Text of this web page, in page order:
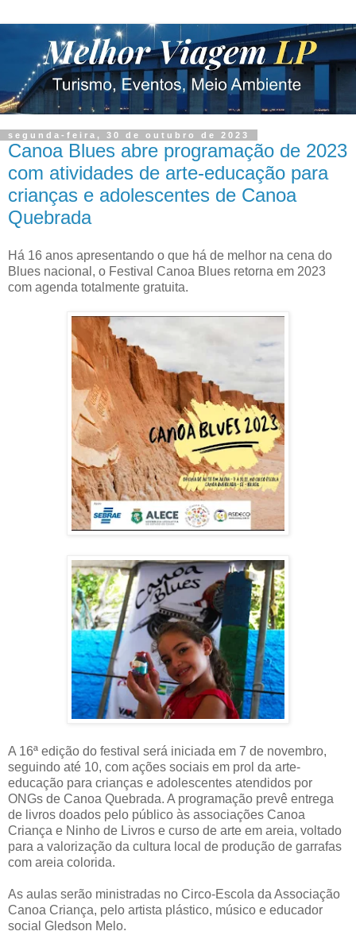
segunda-feira, 30 de outubro de 2023
Canoa Blues abre programação de 2023
com atividades de arte-educação para
crianças e adolescentes de Canoa
Quebrada
Há 16 anos apresentando o que há de melhor na cena do
Blues nacional, o Festival Canoa Blues retorna em 2023
com agenda totalmente gratuita.
A 16ª edição do festival será iniciada em 7 de novembro,
seguindo até 10, com ações sociais em prol da arte-
educação para crianças e adolescentes atendidos por
ONGs de Canoa Quebrada. A programação prevê entrega
de livros doados pelo público às associações Canoa
Criança e Ninho de Livros e curso de arte em areia, voltado
para a valorização da cultura local de produção de garrafas
com areia colorida.
As aulas serão ministradas no Circo-Escola da Associação
Canoa Criança, pelo artista plástico, músico e educador
social Gledson Melo.